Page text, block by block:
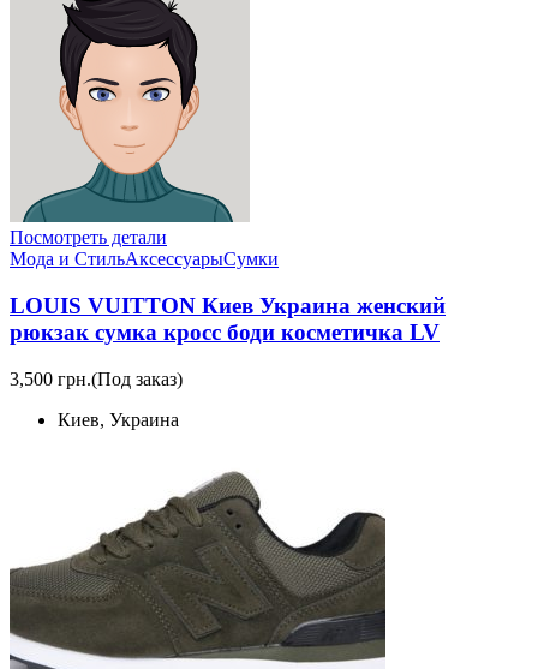
Посмотреть детали
Мода и СтильАксессуарыСумки
LOUIS VUITTON Киев Украина женский
рюкзак сумка кросс боди косметичка LV
3,500 грн.(Под заказ)
Киев, Украина